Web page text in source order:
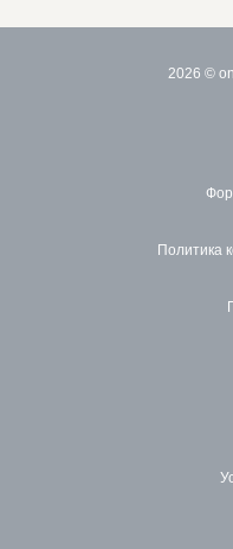
2026 ©
Политика